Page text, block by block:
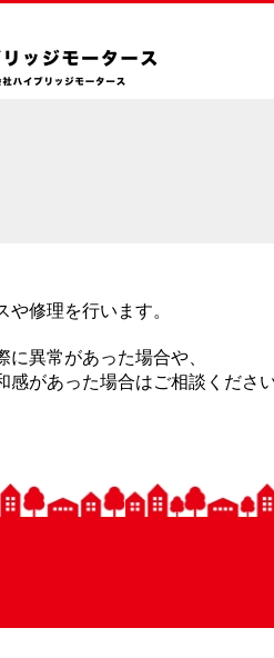
修理を行います。
に異常があった場合や、
感があった場合はご相談ください